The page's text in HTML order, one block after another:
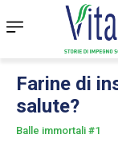
Farine di
salute?
Balle immortali #1